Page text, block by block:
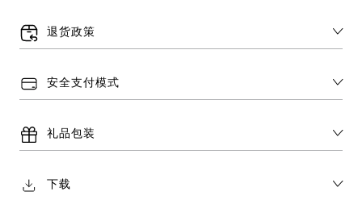
退货政策
安全支付模式
礼品包装
下载